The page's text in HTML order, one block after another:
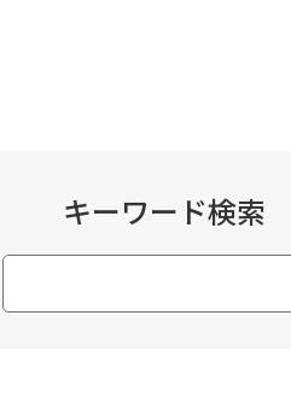
キーワード検索